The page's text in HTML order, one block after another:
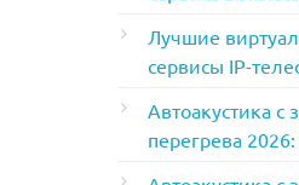
Лучшие
сервисы IP-
Автоакустика с
перегрева